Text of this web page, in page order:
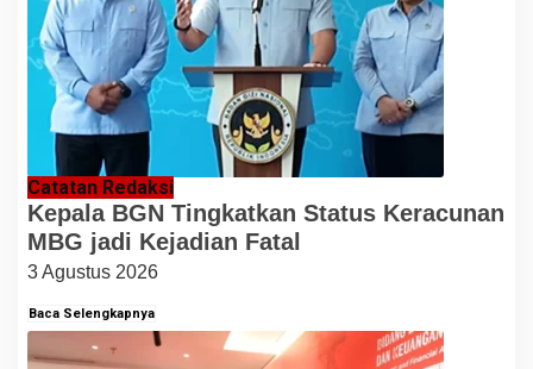
Catatan Redaksi
Kepala BGN Tingkatkan Status Keracunan
MBG jadi Kejadian Fatal
3 Agustus 2026
Baca Selengkapnya